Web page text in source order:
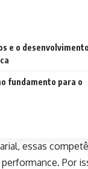
e o
fundamento para o
essas
Por